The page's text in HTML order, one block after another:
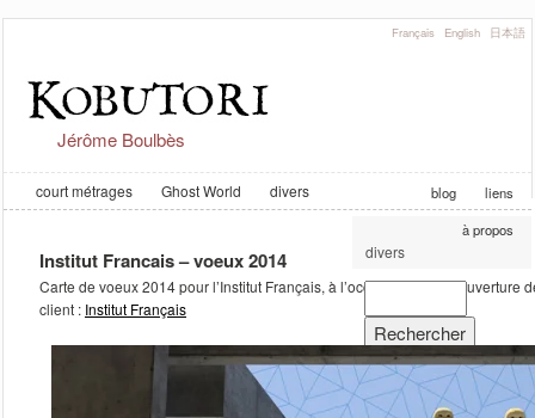
Français English 日本語
Jérôme Boulbès
blog
liens
à propos
court métrages Ghost World divers
Institut Francais – voeux 2014
Carte de voeux 2014 pour l’Institut Français, à l’occasion de la réouverture
client : Institut Français
divers
Archives
janvier 2026